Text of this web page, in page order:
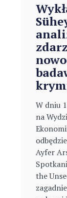
W dniu
na
Ayfer
the